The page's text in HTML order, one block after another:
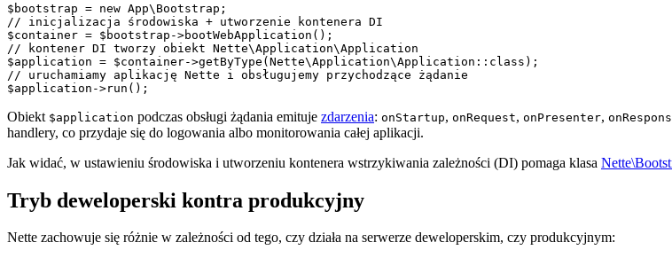
$bootstrap = new App\Bootstrap;
// inicjalizacja środowiska + utworzenie kontenera DI
$container = $bootstrap->bootWebApplication();
// kontener DI tworzy obiekt Nette\Application\Application
$application = $container->getByType(Nette\Application\Application::class);
// uruchamiamy aplikację Nette i obsługujemy przychodzące żądanie
Obiekt $application podczas obsługi żądania emituje zdarzenia: onStartup, onRequest, onPresenter,
handlery, co przydaje się do logowania albo monitorowania całej aplikacji.
Jak widać, w ustawieniu środowiska i utworzeniu kontenera wstrzykiwania zależności (DI) pomaga klasa
Tryb deweloperski kontra produkcyjny
Nette zachowuje się różnie w zależności od tego, czy działa na serwerze deweloperskim, czy produkcyjnym: